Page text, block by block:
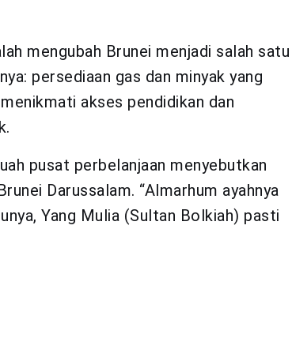
mengubah Brunei menjadi salah satu
persediaan gas dan minyak yang
akses pendidikan dan
pusat perbelanjaan menyebutkan
Darussalam. “Almarhum ayahnya
Yang Mulia (Sultan Bolkiah) pasti